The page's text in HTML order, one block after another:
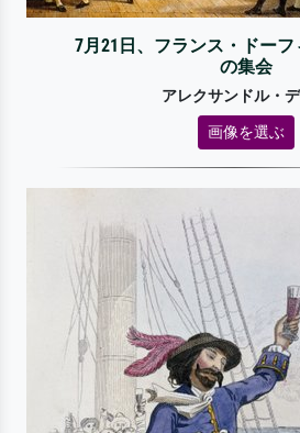
7月21日、フランス・ドー
の集会
アレクサンドル・
画像を選ぶ